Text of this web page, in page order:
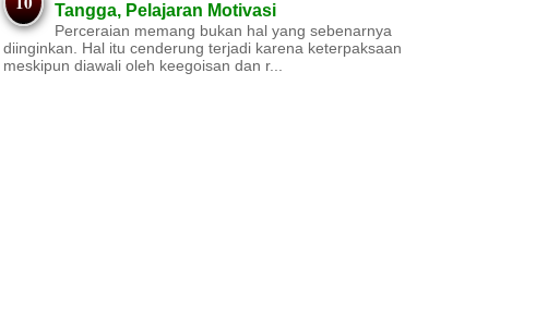
Tangga, Pelajaran Motivasi
Perceraian memang bukan hal yang sebenarnya
diinginkan. Hal itu cenderung terjadi karena keterpaksaan
meskipun diawali oleh keegoisan dan r...